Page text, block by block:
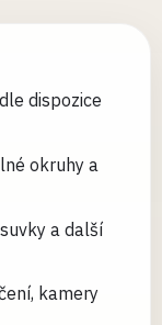
dispozice
okruhy a
a další
kamery